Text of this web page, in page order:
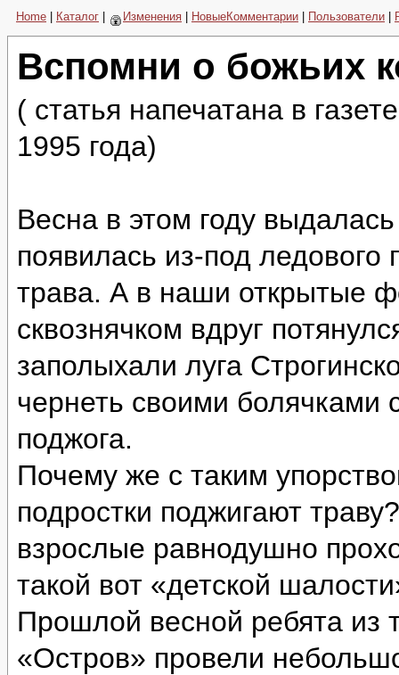
Home Каталог Изменения НовыеКомментарии Пользователи
Вспомни о божьих
( статья напечатана в
1995 года)
Весна в этом году
появилась из-под
трава. А в наши открытые
сквознячком вдруг
заполыхали луга
чернеть своими
поджога.
Почему же с таким
подростки поджигают
взрослые равнодушно
такой вот «детской
Прошлой весной ребята из
«Остров» провели